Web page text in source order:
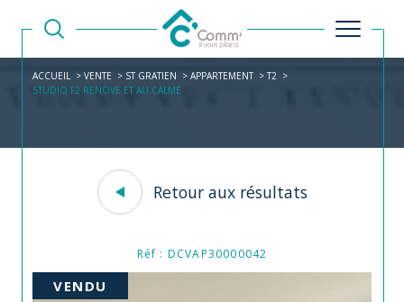
ACCUEIL VENTE ST GRATIEN APPARTEMENT
T2
STUDIO F2 RENOVE ET AU CALME
Retour aux résultats
Réf : DCVAP30000042
VENDU